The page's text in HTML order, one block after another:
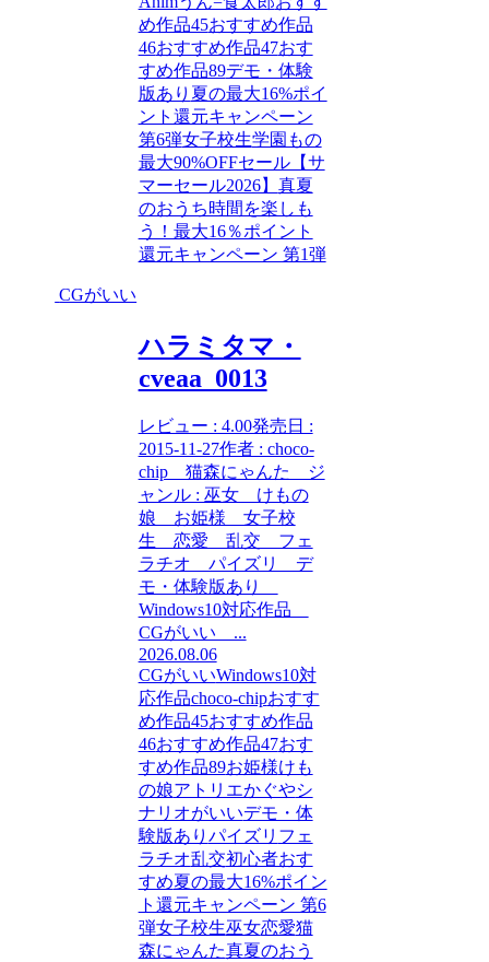
め作品45おすすめ作品
46おすすめ作品47おす
すめ作品89デモ・体験
版あり 夏の最大16%ポイ
ント還元キャンペーン
第6弾女子校生学園もの
最大90%OFFセール【サ
マーセール2026】 真夏
のおうち時間を楽しも
う！最大16％ポイント
還元キャンペーン 第1弾
CGがいい
ハラミタマ・
cveaa_0013
レビュー : 4.00発売日 :
2015-11-27作者 : choco-
chip 猫森にゃんた ジ
ャンル : 巫女 けもの
娘 お姫様 女子校
生 恋愛 乱交 フェ
ラチオ パイズリ デ
モ・体験版あり
Windows10対応作品
CGがいい ...
2026.08.06
CGがいいWindows10対
応作品choco-chipおすす
め作品45おすすめ作品
46おすすめ作品47おす
すめ作品89お姫様けも
の娘アトリエかぐやシ
ナリオがいいデモ・体
験版あり パイズリ フェ
ラチオ乱交初心者おす
すめ夏の最大16%ポイン
ト還元キャンペーン 第6
弾女子校生巫女恋愛猫
森にゃんた真夏のおう